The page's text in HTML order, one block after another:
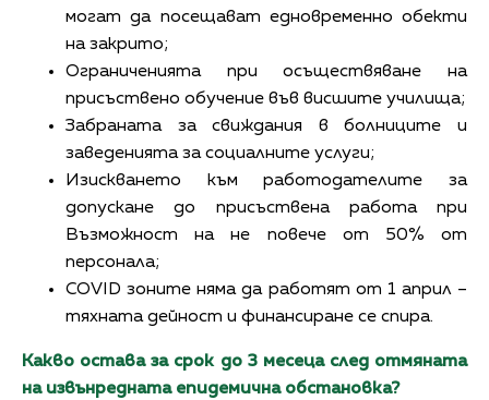
могат да посещават едновременно обекти
на закрито;
Ограниченията при осъществяване на
присъствено обучение във висшите училища;
Забраната за свиждания в болниците и
заведенията за социалните услуги;
Изискването към работодателите за
допускане до присъствена работа при
Възможност на не повече от 50% от
персонала;
COVID зоните няма да работят от 1 април –
тяхната дейност и финансиране се спира.
Какво остава за срок до 3 месеца след отмяната
на извънредната епидемична обстановка?